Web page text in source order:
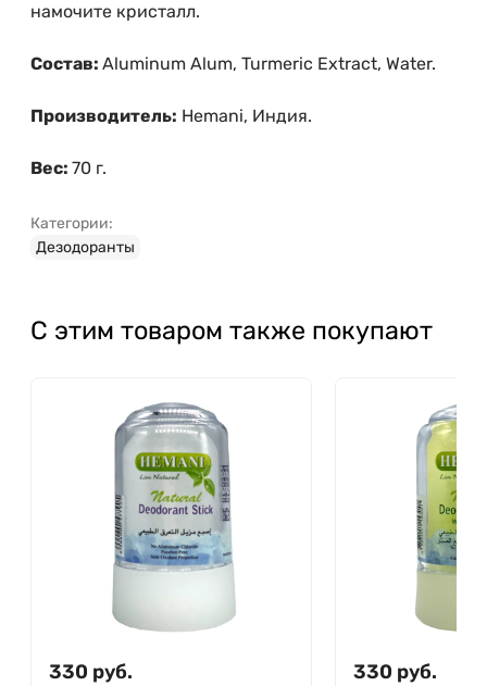
намочите кристалл.
Состав: Aluminum Alum, Turmeric Extract, Water.
Производитель: Hemani, Индия.
Вес: 70 г.
Категории:
Дезодоранты
С этим товаром также покупают
330 руб. 330 руб.